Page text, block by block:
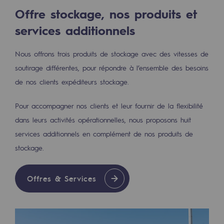
Territorial
Engagements auprès des territoires
Social
Social
Inclusion
Mixité et égalité Femme-Homme
Sécurité
Sécurité
Offre stockage, nos produits et
services additionnels
Nous offrons trois produits de stockage avec des vitesses de
soutirage différentes, pour répondre à l’ensemble des besoins
de nos clients expéditeurs stockage.
Pour accompagner nos clients et leur fournir de la flexibilité
dans leurs activités opérationnelles, nous proposons huit
services additionnels en complément de nos produits de
stockage.
Offres & Services